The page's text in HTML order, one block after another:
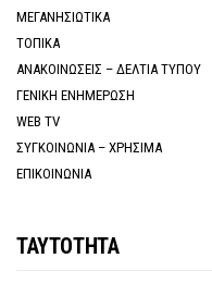
ΜΕΓΑΝΗΣΙΩΤΙΚΑ
ΤΟΠΙΚΑ
ΑΝΑΚΟΙΝΩΣΕΙΣ – ΔΕΛΤΙΑ ΤΥΠΟΥ
ΓΕΝΙΚΗ ΕΝΗΜΕΡΩΣΗ
WEB TV
ΣΥΓΚΟΙΝΩΝΙΑ – ΧΡΗΣΙΜΑ
ΕΠΙΚΟΙΝΩΝΙΑ
ΤΑΥΤΟΤΗΤΑ